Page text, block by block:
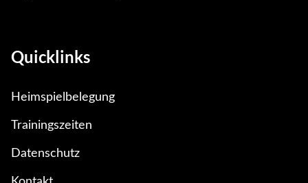
Quicklinks
Heimspielbelegung
Trainingszeiten
Datenschutz